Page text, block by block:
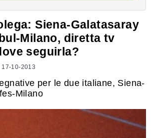
Siena-Galatasaray
Milano, diretta tv
seguirla?
17-10-2013
per le due italiane, Siena-
Milano